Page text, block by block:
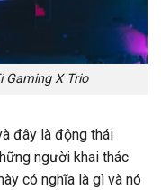
Gaming X Trio
đây là động thái
người khai thác
có nghĩa là gì và nó